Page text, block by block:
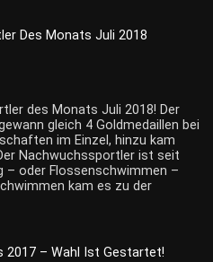
Des Monats Juli 2018
des Monats Juli 2018! Der
gleich 4 Goldmedaillen bei
im Einzel, hinzu kam
Nachwuchssportler ist seit
– oder Flossenschwimmen –
kam es zu der
2017 – Wahl Ist Gestartet!